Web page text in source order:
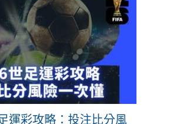
運彩攻略：投注比分風